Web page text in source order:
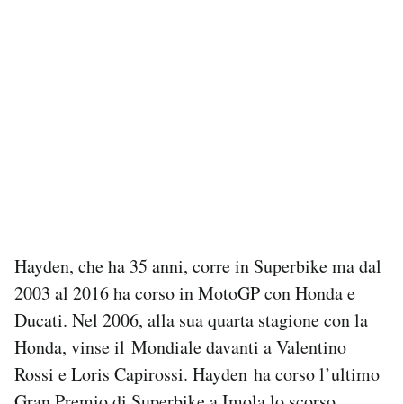
Hayden, che ha 35 anni, corre in Superbike ma dal
2003 al 2016 ha corso in MotoGP con Honda e
Ducati. Nel 2006, alla sua quarta stagione con la
Honda, vinse il Mondiale davanti a Valentino
Rossi e Loris Capirossi. Hayden ha corso l’ultimo